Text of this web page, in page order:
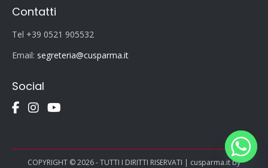
Contatti
Tel +39 0521 905532
Email: segreteria@cusparma.it
Social
COPYRIGHT © 2026 - TUTTI I DIRITTI RISERVATI | cusparma.it by